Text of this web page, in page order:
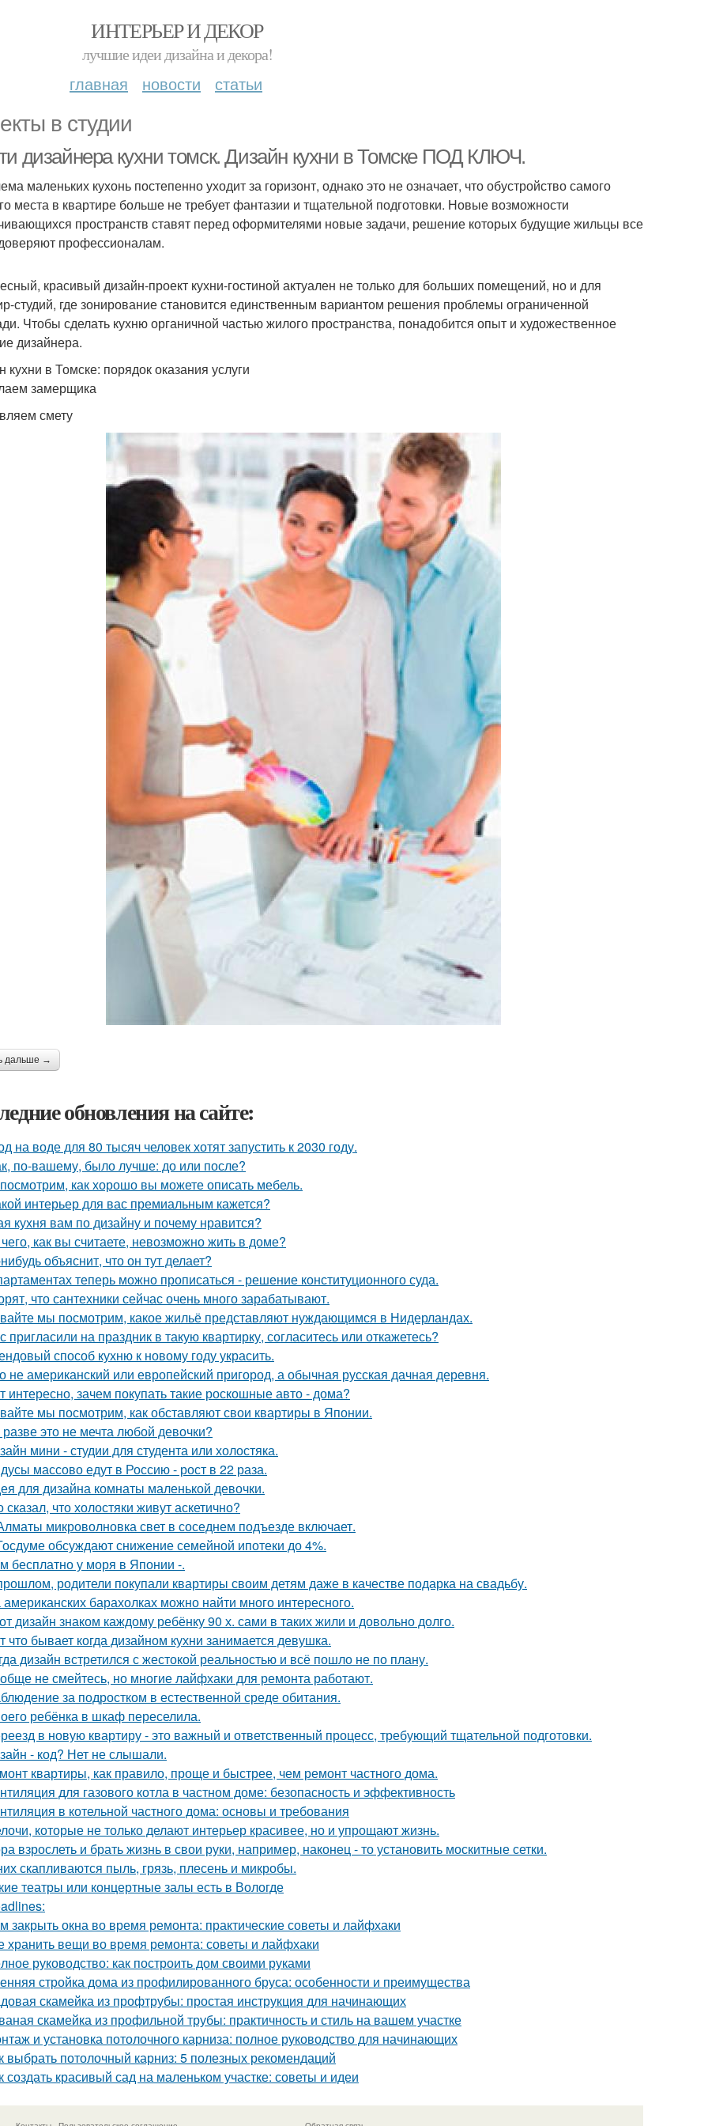
ИНТЕРЬЕР И ДЕКОР
лучшие идеи дизайна и декора!
главная новости статьи
в студии
дизайнера кухни томск. Дизайн кухни в Томске ПОД КЛЮЧ.
маленьких кухонь постепенно уходит за горизонт, однако это не означает, что обустройство самого
места в квартире больше не требует фантазии и тщательной подготовки. Новые возможности
пространств ставят перед оформителями новые задачи, решение которых будущие жильцы все
профессионалам.
красивый дизайн-проект кухни-гостиной актуален не только для больших помещений, но и для
студий, где зонирование становится единственным вариантом решения проблемы ограниченной
Чтобы сделать кухню органичной частью жилого пространства, понадобится опыт и художественное
дизайнера.
кухни в Томске: порядок оказания услуги
замерщика
смету
дальше →
обновления на сайте:
на воде для 80 тысяч человек хотят запустить к 2030 году.
по-вашему, было лучше: до или после?
как хорошо вы можете описать мебель.
интерьер для вас премиальным кажется?
кухня вам по дизайну и почему нравится?
как вы считаете, невозможно жить в доме?
объяснит, что он тут делает?
теперь можно прописаться - решение конституционного суда.
что сантехники сейчас очень много зарабатывают.
мы посмотрим, какое жильё представляют нуждающимся в Нидерландах.
пригласили на праздник в такую квартирку, согласитесь или откажетесь?
способ кухню к новому году украсить.
не американский или европейский пригород, а обычная русская дачная деревня.
интересно, зачем покупать такие роскошные авто - дома?
мы посмотрим, как обставляют свои квартиры в Японии.
это не мечта любой девочки?
мини - студии для студента или холостяка.
массово едут в Россию - рост в 22 раза.
для дизайна комнаты маленькой девочки.
сказал, что холостяки живут аскетично?
микроволновка свет в соседнем подъезде включает.
обсуждают снижение семейной ипотеки до 4%.
бесплатно у моря в Японии -.
родители покупали квартиры своим детям даже в качестве подарка на свадьбу.
барахолках можно найти много интересного.
дизайн знаком каждому ребёнку 90 х. сами в таких жили и довольно долго.
что бывает когда дизайном кухни занимается девушка.
дизайн встретился с жестокой реальностью и всё пошло не по плану.
не смейтесь, но многие лайфхаки для ремонта работают.
за подростком в естественной среде обитания.
ребёнка в шкаф переселила.
в новую квартиру - это важный и ответственный процесс, требующий тщательной подготовки.
- код? Нет не слышали.
квартиры, как правило, проще и быстрее, чем ремонт частного дома.
для газового котла в частном доме: безопасность и эффективность
в котельной частного дома: основы и требования
которые не только делают интерьер красивее, но и упрощают жизнь.
взрослеть и брать жизнь в свои руки, например, наконец - то установить москитные сетки.
скапливаются пыль, грязь, плесень и микробы.
театры или концертные залы есть в Вологде
закрыть окна во время ремонта: практические советы и лайфхаки
хранить вещи во время ремонта: советы и лайфхаки
руководство: как построить дом своими руками
стройка дома из профилированного бруса: особенности и преимущества
скамейка из профтрубы: простая инструкция для начинающих
скамейка из профильной трубы: практичность и стиль на вашем участке
и установка потолочного карниза: полное руководство для начинающих
выбрать потолочный карниз: 5 полезных рекомендаций
создать красивый сад на маленьком участке: советы и идеи